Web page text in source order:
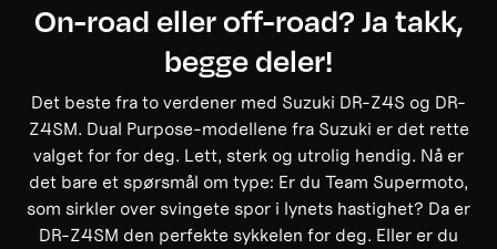
On-road eller off-road? Ja takk,
begge deler!
Det beste fra to verdener med Suzuki DR-Z4S og DR-
Z4SM. Dual Purpose-modellene fra Suzuki er det rette
valget for for deg. Lett, sterk og utrolig hendig. Nå er
det bare et spørsmål om type: Er du Team Supermoto,
som sirkler over svingete spor i lynets hastighet? Da er
DR-Z4SM den perfekte sykkelen for deg. Eller er du